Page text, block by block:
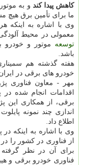
كاهش پیدا كند و به
ما برای تأمین برق هیچ
وی با اشاره به اینكه
معمولی در محیط
توسعه موتور و خودرو
باشد.
هفته گذشته هم
خودرو های برقی در
مهر - معاون فناوری
اقدامات انجام شده
برقی، از همكاری این
اندازی چند نمونه
اطلاع داد.
وی با اشاره به اینكه
از فناوری در كشور را
برای آن در نظر گرفته
فناوری خودرو برقی و